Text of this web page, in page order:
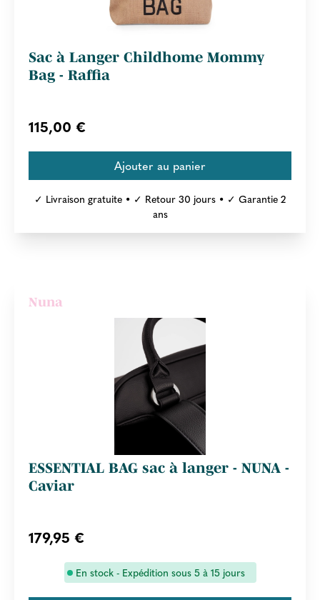
Sac à Langer Childhome Mommy
Bag - Raffia
115,00 €
✓ Livraison gratuite • ✓ Retour 30 jours • ✓ Garantie 2
ans
Nuna
ESSENTIAL BAG sac à langer - NUNA -
Caviar
179,95 €
En stock - Expédition sous 5 à 15 jours